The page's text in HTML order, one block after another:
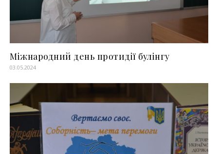
Міжнародний день протидії булінгу
03.05.2024